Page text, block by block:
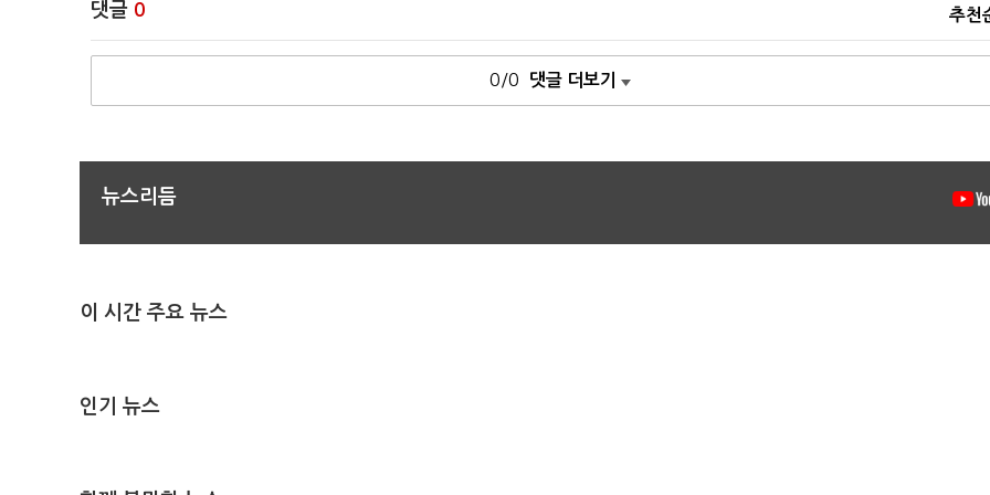
댓글 0 추천
0/0 댓글 더보기
뉴스리듬
이 시간 주요 뉴스
인기 뉴스